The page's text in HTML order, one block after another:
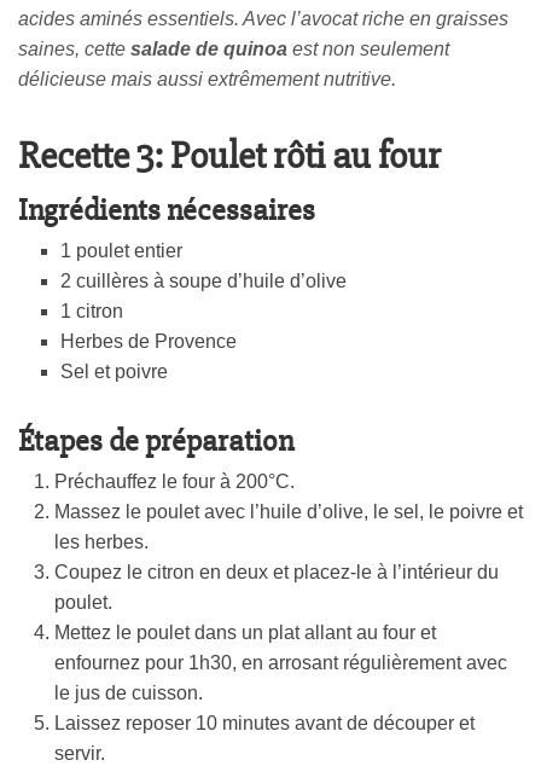
acides aminés essentiels. Avec l’avocat riche en graisses
saines, cette salade de quinoa est non seulement
délicieuse mais aussi extrêmement nutritive.
Recette 3: Poulet rôti au four
Ingrédients nécessaires
1 poulet entier
2 cuillères à soupe d’huile d’olive
1 citron
Herbes de Provence
Sel et poivre
Étapes de préparation
Préchauffez le four à 200°C.
Massez le poulet avec l’huile d’olive, le sel, le poivre et
les herbes.
Coupez le citron en deux et placez-le à l’intérieur du
poulet.
Mettez le poulet dans un plat allant au four et
enfournez pour 1h30, en arrosant régulièrement avec
le jus de cuisson.
Laissez reposer 10 minutes avant de découper et
servir.